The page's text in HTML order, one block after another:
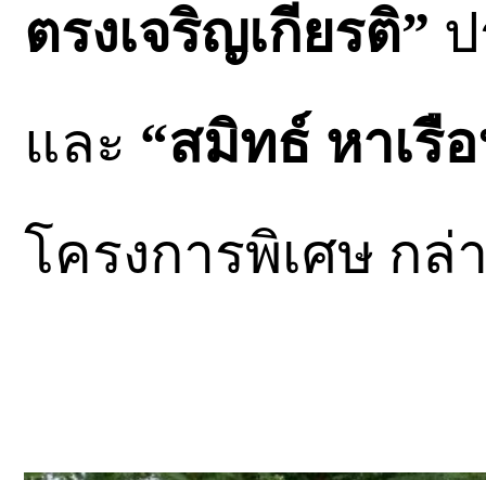
ตรงเจริญเกียรติ”
และ “สมิทธ์ หาเรื
โครงการพิเศษ กล่